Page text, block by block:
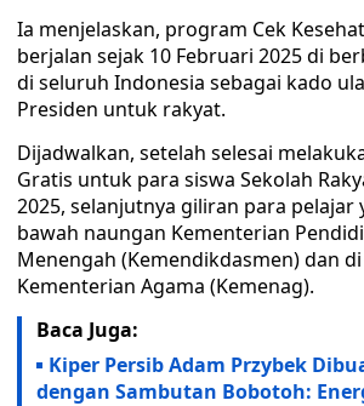
Ia menjelaskan, program Cek
berjalan sejak 10 Februari 2025 di
di seluruh Indonesia sebagai kado
Presiden untuk rakyat.
Dijadwalkan, setelah selesai
Gratis untuk para siswa Sekolah
2025, selanjutnya giliran para pelajar
bawah naungan Kementerian
Menengah (Kemendikdasmen) dan
Kementerian Agama (Kemenag).
Baca Juga:
Kiper Persib Adam Przybek
dengan Sambutan Bobotoh: